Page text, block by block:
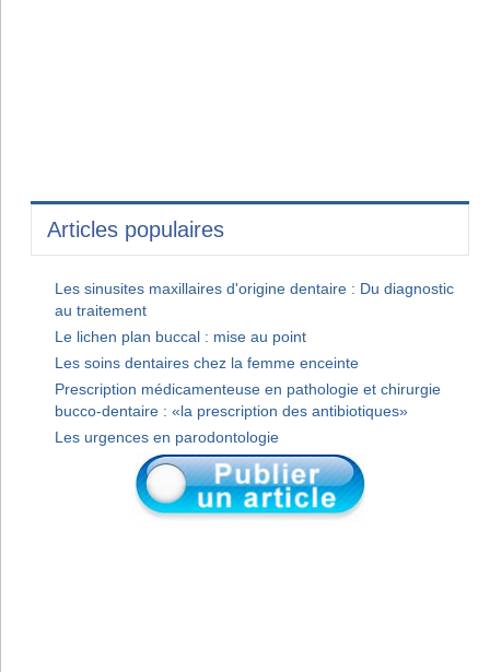
Articles populaires
Les sinusites maxillaires d'origine dentaire : Du diagnostic
au traitement
Le lichen plan buccal : mise au point
Les soins dentaires chez la femme enceinte
Prescription médicamenteuse en pathologie et chirurgie
bucco-dentaire : «la prescription des antibiotiques»
Les urgences en parodontologie